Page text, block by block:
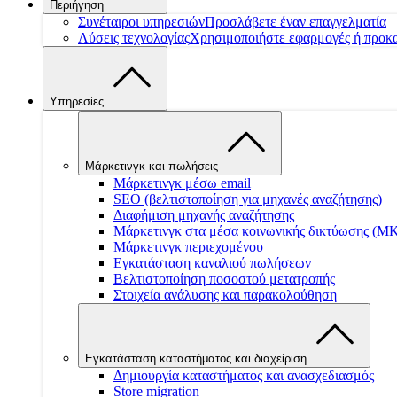
Περιήγηση
Συνέταιροι υπηρεσιώνΠροσλάβετε έναν επαγγελματία
Λύσεις τεχνολογίαςΧρησιμοποιήστε εφαρμογές ή
Υπηρεσίες
Μάρκετινγκ και πωλήσεις
Μάρκετινγκ μέσω email
SEO (βελτιστοποίηση για μηχανές αναζήτησης)
Διαφήμιση μηχανής αναζήτησης
Μάρκετινγκ στα μέσα κοινωνικής δικτύωσης
Μάρκετινγκ περιεχομένου
Εγκατάσταση καναλιού πωλήσεων
Βελτιστοποίηση ποσοστού μετατροπής
Στοιχεία ανάλυσης και παρακολούθηση
Εγκατάσταση καταστήματος και διαχείριση
Δημιουργία καταστήματος και ανασχεδιασμός
Store migration